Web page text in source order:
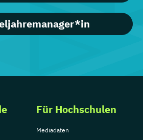
Für Hochschulen
Mediadaten